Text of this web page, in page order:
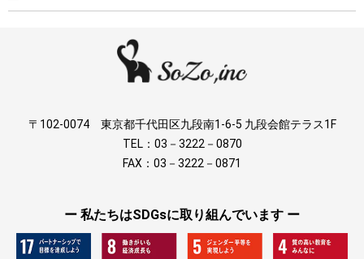
〒102-0074 東京都千代田区九段南1-6-5 九段会館テラス1F
TEL：03－3222－0870
FAX：03－3222－0871
ー 私たちはSDGsに取り組んでいます ー